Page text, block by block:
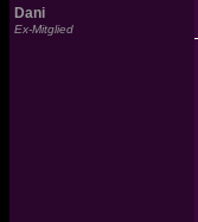
Dani
Ex-Mitglied